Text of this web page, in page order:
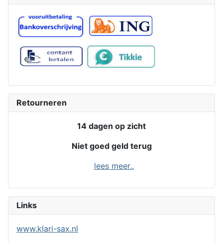
Retourneren
14 dagen op zicht
Niet goed geld terug
lees meer..
Links
www.klari-sax.nl